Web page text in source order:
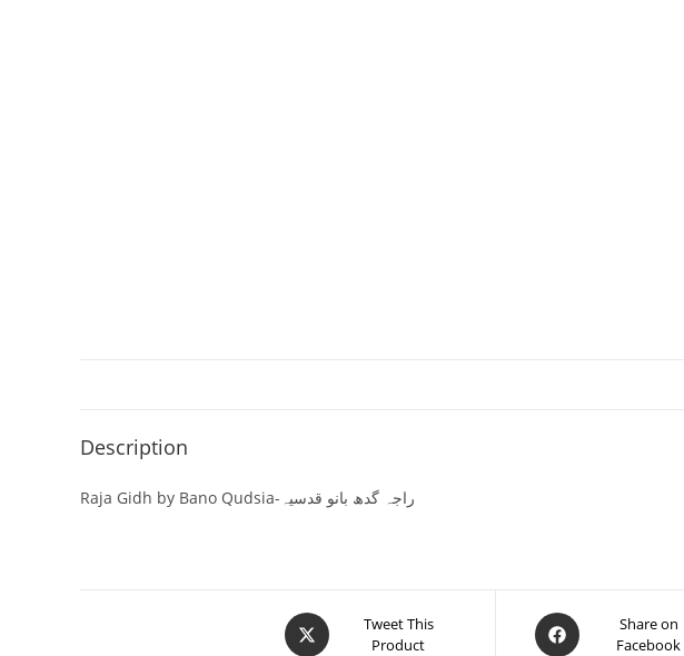
Description
Raja Gidh by Bano Qudsia-راجہ گدھ بانو قدسیہ
Tweet This
Product
Share on
Facebook